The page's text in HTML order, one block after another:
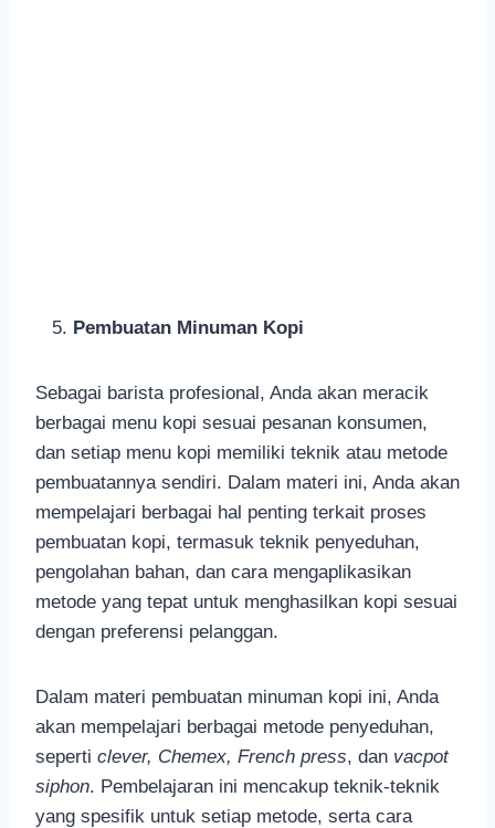
Pembuatan Minuman Kopi
Sebagai barista profesional, Anda akan meracik
berbagai menu kopi sesuai pesanan konsumen,
dan setiap menu kopi memiliki teknik atau metode
pembuatannya sendiri. Dalam materi ini, Anda akan
mempelajari berbagai hal penting terkait proses
pembuatan kopi, termasuk teknik penyeduhan,
pengolahan bahan, dan cara mengaplikasikan
metode yang tepat untuk menghasilkan kopi sesuai
dengan preferensi pelanggan.
Dalam materi pembuatan minuman kopi ini, Anda
akan mempelajari berbagai metode penyeduhan,
seperti clever, Chemex, French press, dan vacpot
siphon. Pembelajaran ini mencakup teknik-teknik
yang spesifik untuk setiap metode, serta cara